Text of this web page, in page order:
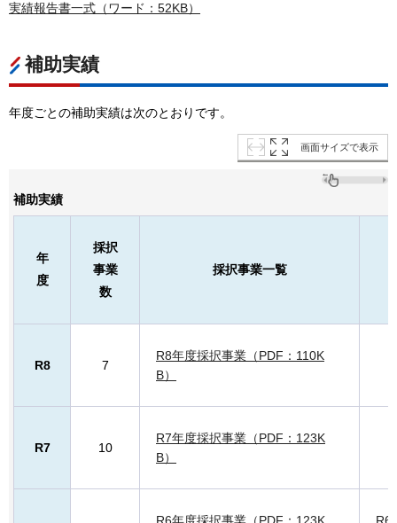
実績報告書一式（ワード：52KB）
補助実績
年度ごとの補助実績は次のとおりです。
画面サイズで表示
補助実績
年
度
採択
事業
数
採択事業一覧
R8 7
R8年度採択事業（PDF：110K
B）
R7 10
R7年度採択事業（PDF：123K
B）